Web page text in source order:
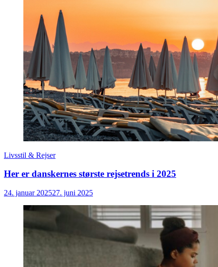
Livsstil & Rejser
Her er danskernes største rejsetrends i 2025
24. januar 202527. juni 2025